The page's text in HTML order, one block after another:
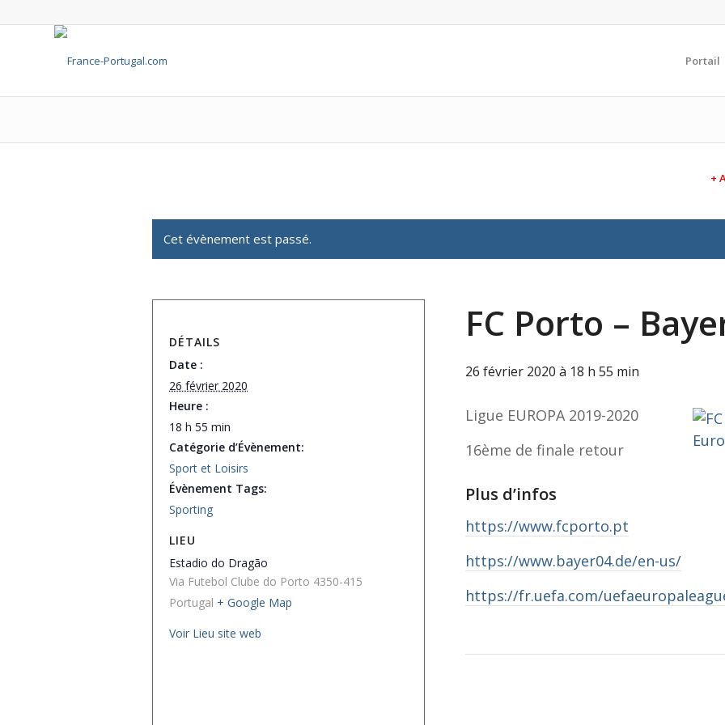
Portail
+
Cet évènement est passé.
FC Porto –
26 février 2020 à 18 h 55 min
Ligue EUROPA 2019-2020
16ème de finale retour
Plus d’infos
https://www.fcporto.pt
https://www.bayer04.de/en-us/
https://fr.uefa.com/
DÉTAILS
Date :
26 février 2020
Heure :
18 h 55 min
Catégorie d’Évènement:
Sport et Loisirs
Évènement Tags:
Sporting
LIEU
Estadio do Dragão
Via Futebol Clube do Porto 4350-415
Portugal + Google Map
Voir Lieu site web